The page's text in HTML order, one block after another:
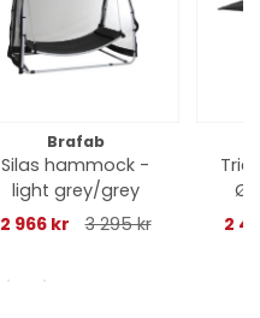
Brafab
Silas hammock -
light grey/grey
2 966 kr
3 295 kr
Ø
2